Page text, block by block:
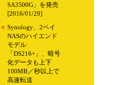
SA3500G」を発売
[2016/01/29]
■ Synology、2ベイ
NASのハイエンド
モデル
「DS216+」、暗号
化データも上下
100MB／秒以上で
高速転送